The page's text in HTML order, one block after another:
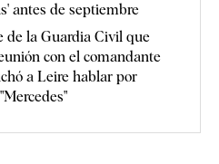
antes de septiembre
de la Guardia Civil que
con el comandante
a Leire hablar por